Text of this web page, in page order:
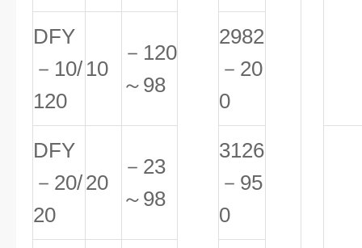
DFY
－10/
120
10
－120
～98
2982
－20
0
DFY
－20/
20
20
－23
～98
3126
－95
0